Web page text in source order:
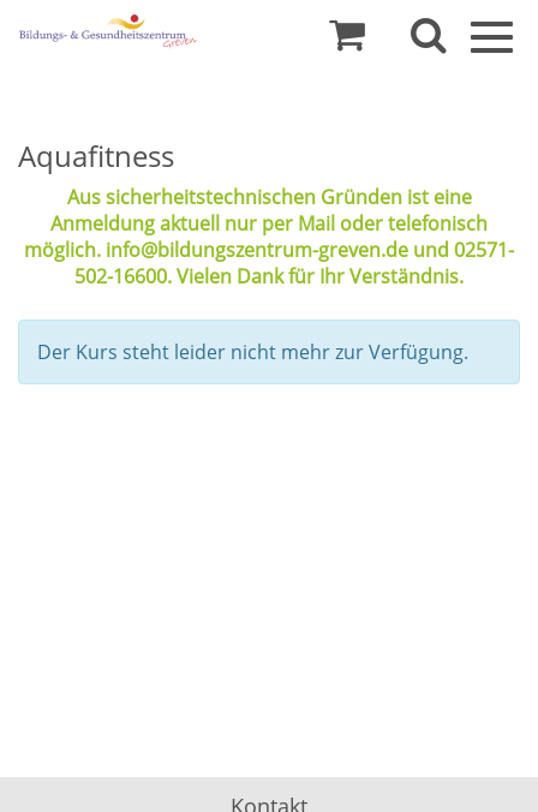
Aquafitness
Aus sicherheitstechnischen Gründen ist eine
Anmeldung aktuell nur per Mail oder telefonisch
möglich. info@bildungszentrum-greven.de und 02571-
502-16600. Vielen Dank für Ihr Verständnis.
Der Kurs steht leider nicht mehr zur Verfügung.
Kontakt